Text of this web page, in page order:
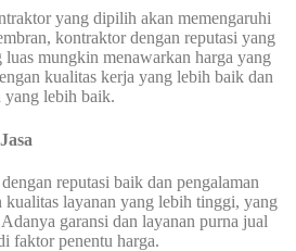
yang dipilih akan memengaruhi
kontraktor dengan reputasi yang
luas mungkin menawarkan harga yang
kualitas kerja yang lebih baik dan
yang lebih baik.
reputasi baik dan pengalaman
kualitas layanan yang lebih tinggi, yang
garansi dan layanan purna jual
faktor penentu harga.